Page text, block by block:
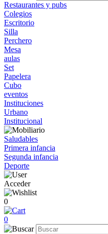
Restaurantes y pubs
Colegios
Escritorio
Silla
Perchero
Mesa
aulas
Set
Papelera
Cubo
eventos
Instituciones
Urbano
Institucional
Saludables
Primera infancia
Segunda infancia
Deporte
Acceder
0
0